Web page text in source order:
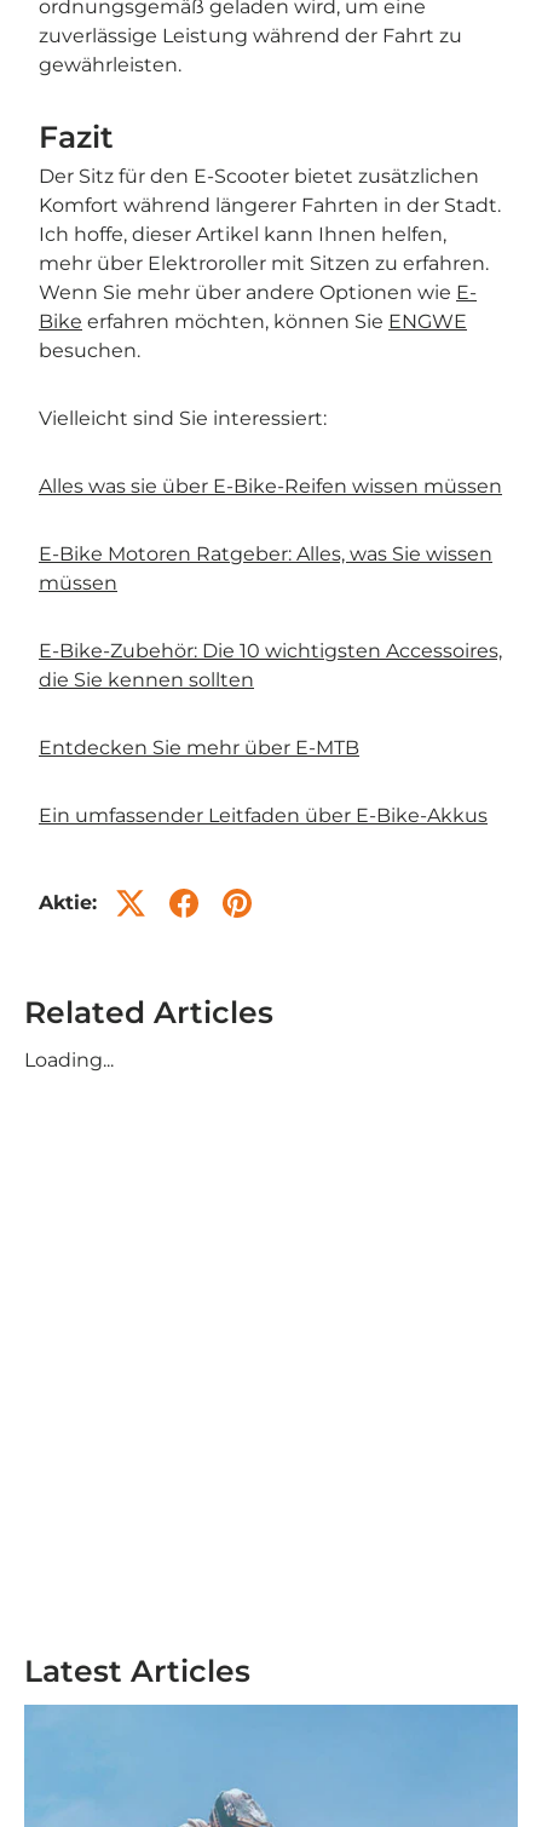
ordnungsgemäß geladen wird, um eine
zuverlässige Leistung während der Fahrt zu
gewährleisten.
Fazit
Der Sitz für den E-Scooter bietet zusätzlichen
Komfort während längerer Fahrten in der Stadt.
Ich hoffe, dieser Artikel kann Ihnen helfen,
mehr über Elektroroller mit Sitzen zu erfahren.
Wenn Sie mehr über andere Optionen wie E-
Bike erfahren möchten, können Sie ENGWE
besuchen.
Vielleicht sind Sie interessiert:
Alles was sie über E-Bike-Reifen wissen müssen
E-Bike Motoren Ratgeber: Alles, was Sie wissen
müssen
E-Bike-Zubehör: Die 10 wichtigsten Accessoires,
die Sie kennen sollten
Entdecken Sie mehr über E-MTB
Ein umfassender Leitfaden über E-Bike-Akkus
Aktie:
Latest Articles
Related Articles
Loading...